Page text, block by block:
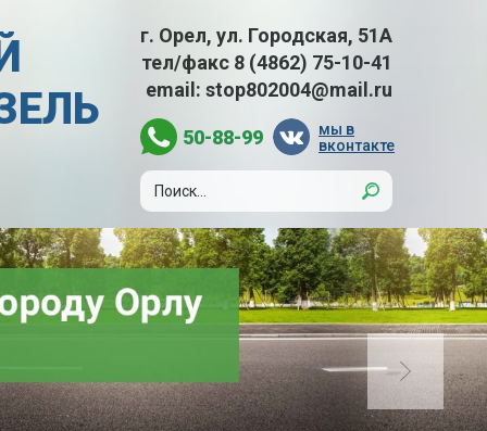
г. Орел, ул. Городская, 51А
тел/факс 8 (4862) 75-10-41
email: stop802004@mail.ru
50-88-99
мы в
вконтакте